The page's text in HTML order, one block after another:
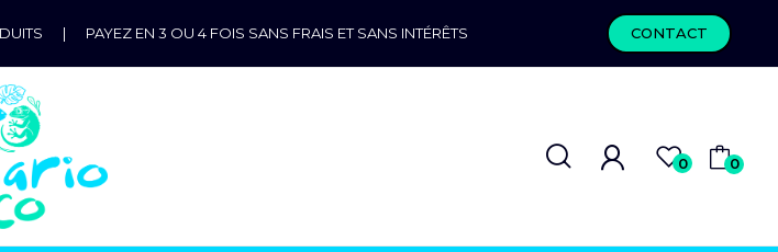
| PAYEZ EN 3 OU 4 FOIS SANS FRAIS ET SANS INTÉRÊTS CONTACT
0 0